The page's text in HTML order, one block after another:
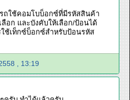
ถใช้คอมโบบ็อกซ์ที่มีรหัสสินค้า
อก และบังคับให้เลือก/ป้อนได้
ช้เท็กซ์บ็อกซ์สำหรับป้อนรหัส
, 13:19